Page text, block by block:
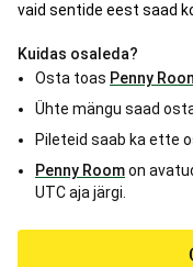
vaid sentide eest saad
Kuidas osaleda?
Osta toas Penny
Ühte mängu saad
Pileteid saab ka ette
Penny Roomon
UTC aja järgi.